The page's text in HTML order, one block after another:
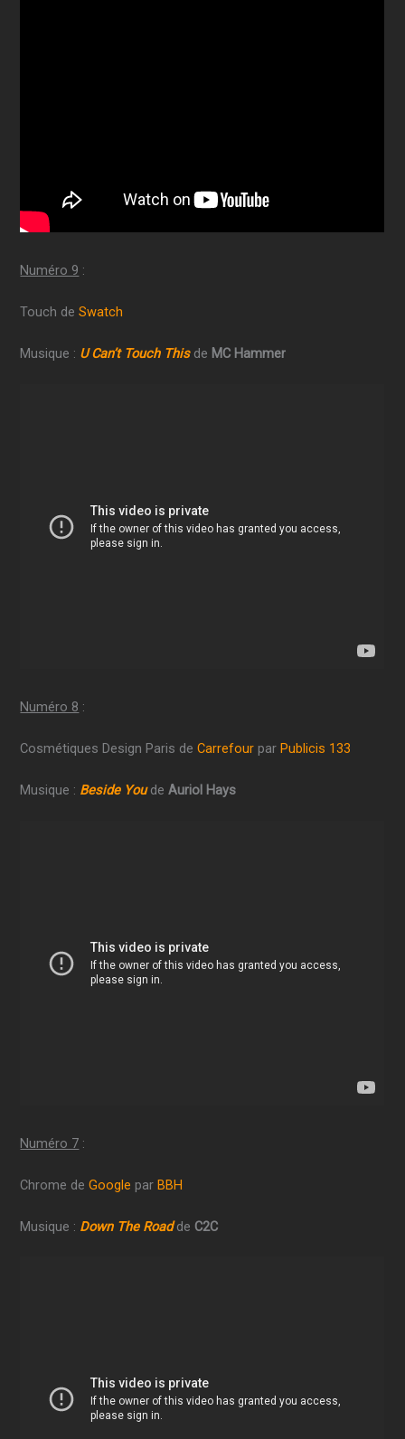
Numéro 9 :
Touch deSwatch
Musique : U Can’t Touch Thisde MC Hammer
Numéro 8 :
Cosmétiques Design Paris deCarrefour parPublicis 133
Musique : Beside YoudeAuriol Hays
Numéro 7 :
Chrome deGoogle parBBH
Musique : Down The Roadde C2C